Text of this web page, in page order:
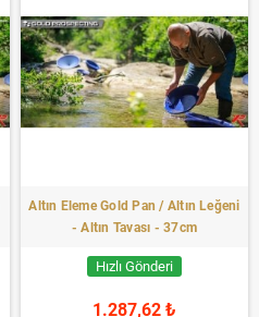
Altın Eleme Gold Pan / Altın Leğeni
- Altın Tavası - 37cm
Hızlı Gönderi
1.287,62 ₺